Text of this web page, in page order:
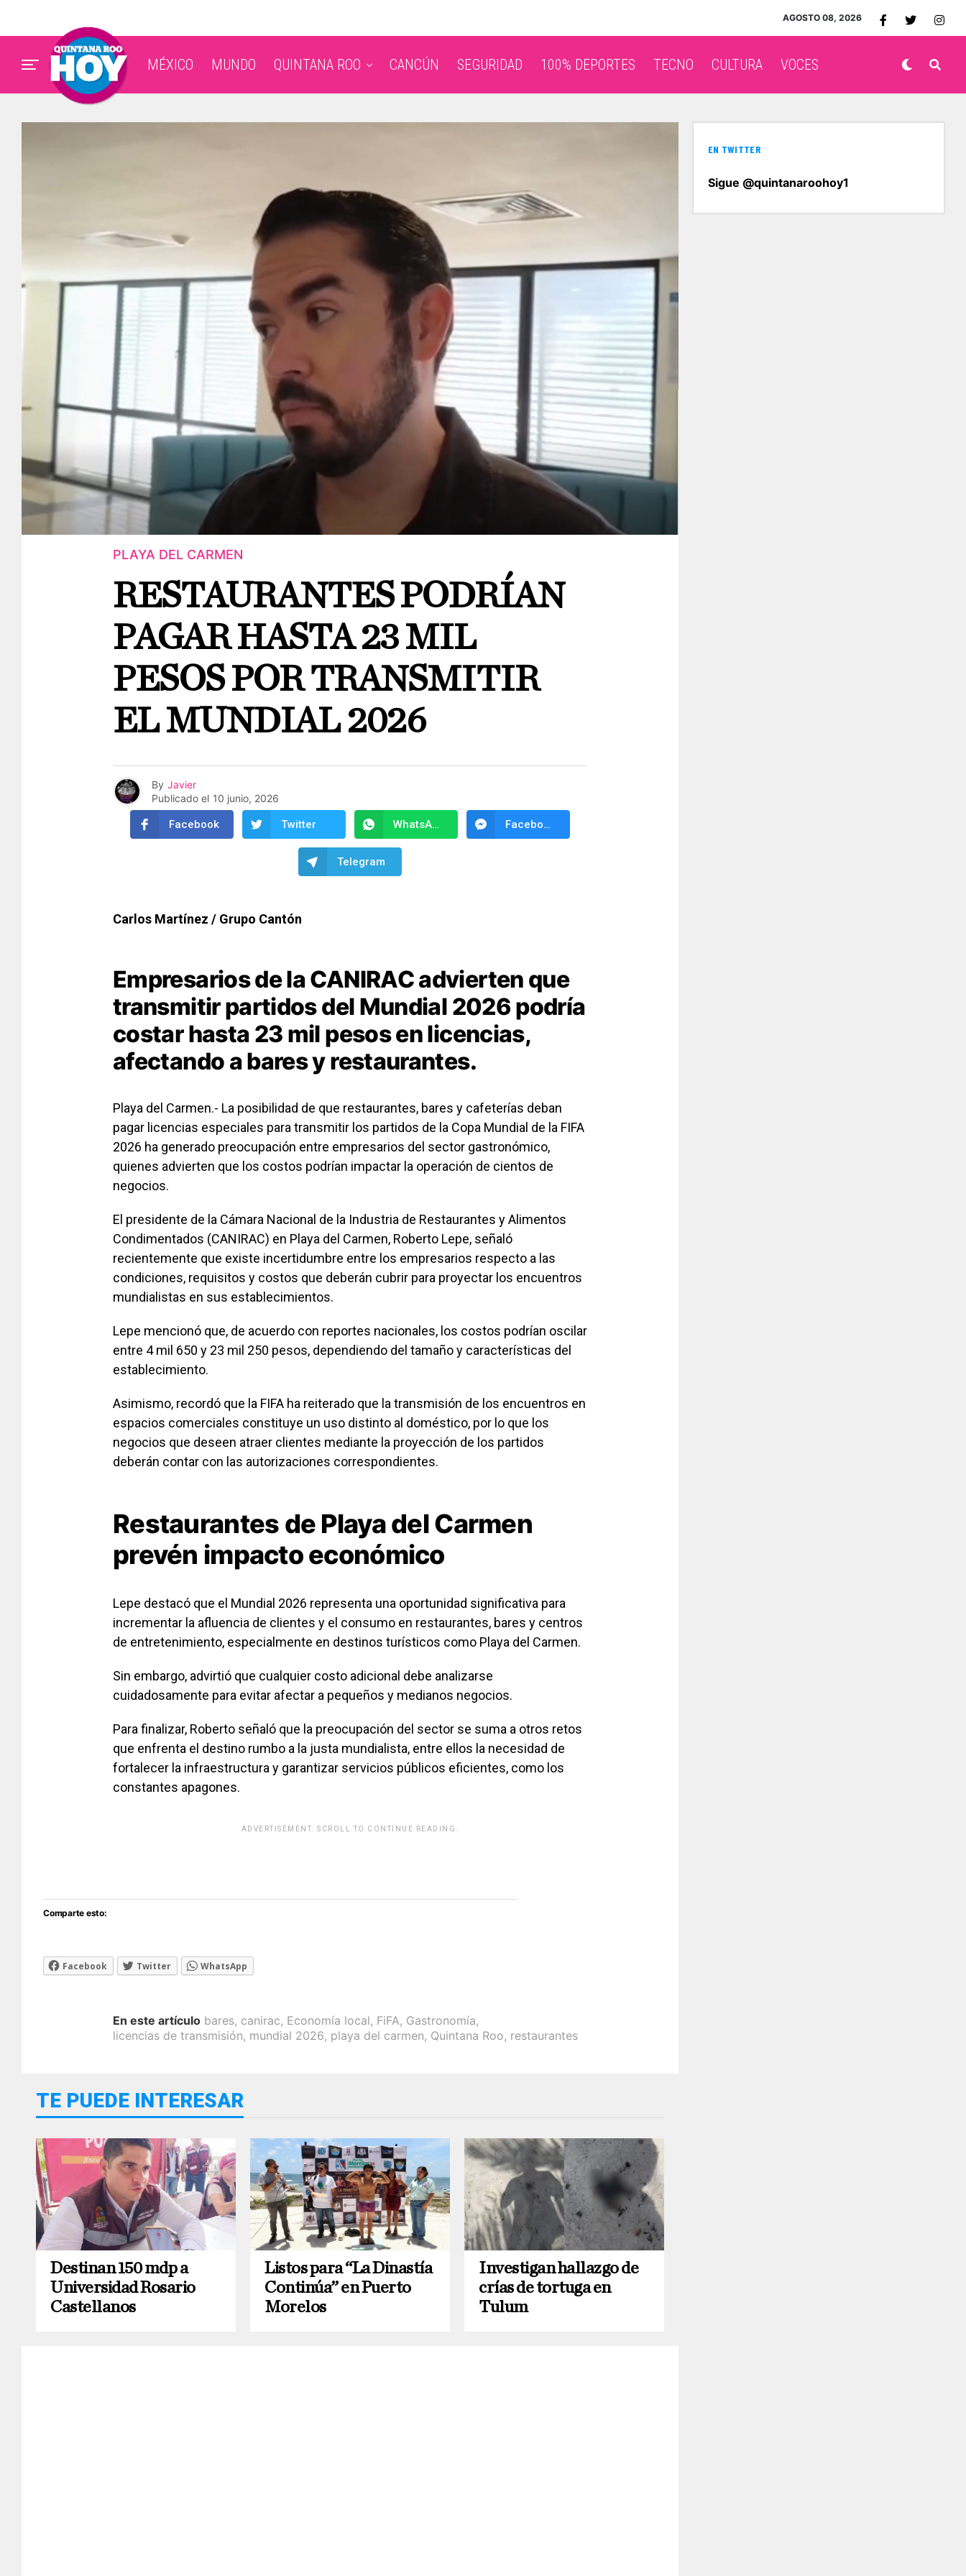
AGOSTO 08, 2026
MÉXICO MUNDO QUINTANA ROO CANCÚN SEGURIDAD 100% DEPORTES TECNO CULTURA VOCES
PLAYA DEL CARMEN
RESTAURANTES PODRÍAN
PAGAR HASTA 23 MIL
PESOS POR TRANSMITIR
EL MUNDIAL 2026
By Javier
Publicado el 10 junio, 2026
Facebook Twitter WhatsApp Facebook Messenger
Telegram
Carlos Martínez / Grupo Cantón
Empresarios de la CANIRAC advierten que
transmitir partidos del Mundial 2026 podría
costar hasta 23 mil pesos en licencias,
afectando a bares y restaurantes.
Playa del Carmen.- La posibilidad de que restaurantes, bares y cafeterías deban
pagar licencias especiales para transmitir los partidos de la Copa Mundial de la FIFA
2026 ha generado preocupación entre empresarios del sector gastronómico,
quienes advierten que los costos podrían impactar la operación de cientos de
negocios.
El presidente de la Cámara Nacional de la Industria de Restaurantes y Alimentos
Condimentados (CANIRAC) en Playa del Carmen, Roberto Lepe, señaló
recientemente que existe incertidumbre entre los empresarios respecto a las
condiciones, requisitos y costos que deberán cubrir para proyectar los encuentros
mundialistas en sus establecimientos.
Lepe mencionó que, de acuerdo con reportes nacionales, los costos podrían oscilar
entre 4 mil 650 y 23 mil 250 pesos, dependiendo del tamaño y características del
establecimiento.
Asimismo, recordó que la FIFA ha reiterado que la transmisión de los encuentros en
espacios comerciales constituye un uso distinto al doméstico, por lo que los
negocios que deseen atraer clientes mediante la proyección de los partidos
deberán contar con las autorizaciones correspondientes.
Restaurantes de Playa del Carmen
prevén impacto económico
Lepe destacó que el Mundial 2026 representa una oportunidad significativa para
incrementar la afluencia de clientes y el consumo en restaurantes, bares y centros
de entretenimiento, especialmente en destinos turísticos como Playa del Carmen.
Sin embargo, advirtió que cualquier costo adicional debe analizarse
cuidadosamente para evitar afectar a pequeños y medianos negocios.
Para finalizar, Roberto señaló que la preocupación del sector se suma a otros retos
que enfrenta el destino rumbo a la justa mundialista, entre ellos la necesidad de
fortalecer la infraestructura y garantizar servicios públicos eficientes, como los
constantes apagones.
ADVERTISEMENT. SCROLL TO CONTINUE READING.
Comparte esto:
Facebook Twitter WhatsApp
En este artículo bares, canirac, Economía local, FiFA, Gastronomía,
licencias de transmisión, mundial 2026, playa del carmen, Quintana Roo, restaurantes
TE PUEDE INTERESAR
Destinan 150 mdp a
Universidad Rosario
Castellanos
Listos para “La Dinastía
Continúa” en Puerto
Morelos
Investigan hallazgo de
crías de tortuga en
Tulum
EN TWITTER
Sigue @quintanaroohoy1